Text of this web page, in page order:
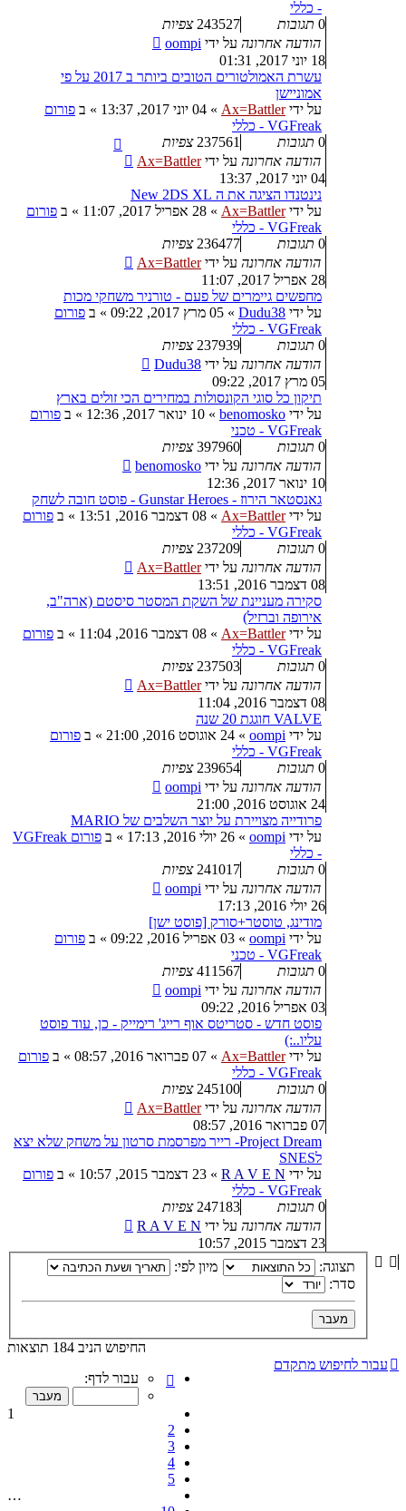
- כללי
0 תגובות 243527 צפיות
הודעה אחרונה על ידי oompi
18 יוני 2017, 01:31
עשרת האמולטורים הטובים ביותר ב 2017 על פי
אמוניישן
על ידיAx=Battler
» 04 יוני 2017, 13:37 » ב פורום
VGFreak - כללי
0 תגובות 237561 צפיות
הודעה אחרונה על ידיAx=Battler
04 יוני 2017, 13:37
נינטנדו הציגה את ה New 2DS XL
על ידיAx=Battler
» 28 אפריל 2017, 11:07 » ב פורום
VGFreak - כללי
0 תגובות 236477 צפיות
הודעה אחרונה על ידיAx=Battler
28 אפריל 2017, 11:07
מחפשים גיימרים של פעם - טורניר משחקי מכות
על ידי Dudu38
» 05 מרץ 2017, 09:22 » ב פורום
VGFreak - כללי
0 תגובות 237939 צפיות
הודעה אחרונה על ידי Dudu38
05 מרץ 2017, 09:22
תיקון כל סוגי הקונסולות במחירים הכי זולים בארץ
על ידי benomosko
» 10 ינואר 2017, 12:36 » ב פורום
VGFreak - טכני
0 תגובות 397960 צפיות
הודעה אחרונה על ידי benomosko
10 ינואר 2017, 12:36
גאנסטאר הירוז - Gunstar Heroes - פוסט חובה לשחק
על ידיAx=Battler
» 08 דצמבר 2016, 13:51 » ב פורום
VGFreak - כללי
0 תגובות 237209 צפיות
הודעה אחרונה על ידיAx=Battler
08 דצמבר 2016, 13:51
סקירה מעניינת של השקת המסטר סיסטם (ארה"ב,
אירופה וברזיל)
על ידיAx=Battler
» 08 דצמבר 2016, 11:04 » ב פורום
VGFreak - כללי
0 תגובות 237503 צפיות
הודעה אחרונה על ידיAx=Battler
08 דצמבר 2016, 11:04
VALVE חוגגת 20 שנה
על ידי oompi
» 24 אוגוסט 2016, 21:00 » ב פורום
VGFreak - כללי
0 תגובות 239654 צפיות
הודעה אחרונה על ידי oompi
24 אוגוסט 2016, 21:00
פרודייה מצויירת על יוצר השלבים של MARIO
על ידי oompi
» 26 יולי 2016, 17:13 » ב
פורום VGFreak
- כללי
0 תגובות 241017 צפיות
הודעה אחרונה על ידי oompi
26 יולי 2016, 17:13
מודינג, טוסטר+סורק [פוסט ישן]
על ידי oompi
» 03 אפריל 2016, 09:22 » ב פורום
VGFreak - טכני
0 תגובות 411567 צפיות
הודעה אחרונה על ידי oompi
03 אפריל 2016, 09:22
פוסט חדש - סטריטס אוף רייג' רימייק - כן, עוד פוסט
עליו..:)
על ידיAx=Battler
» 07 פברואר 2016, 08:57 » ב פורום
VGFreak - כללי
0 תגובות 245100 צפיות
הודעה אחרונה על ידיAx=Battler
07 פברואר 2016, 08:57
Project Dream- רייר מפרסמת סרטון על משחק שלא יצא
לSNES
על ידי R A V E N
» 23 דצמבר 2015, 10:57 » ב פורום
VGFreak - כללי
0 תגובות 247183 צפיות
הודעה אחרונה על ידי R A V E N
23 דצמבר 2015, 10:57
תצוגה:
מיון לפי:
סדר:
החיפוש הניב 184 תוצאות
דף
מתוך
10
עבור לדף:
1
2
3
4
5
…
עבור לחיפוש מתקדם